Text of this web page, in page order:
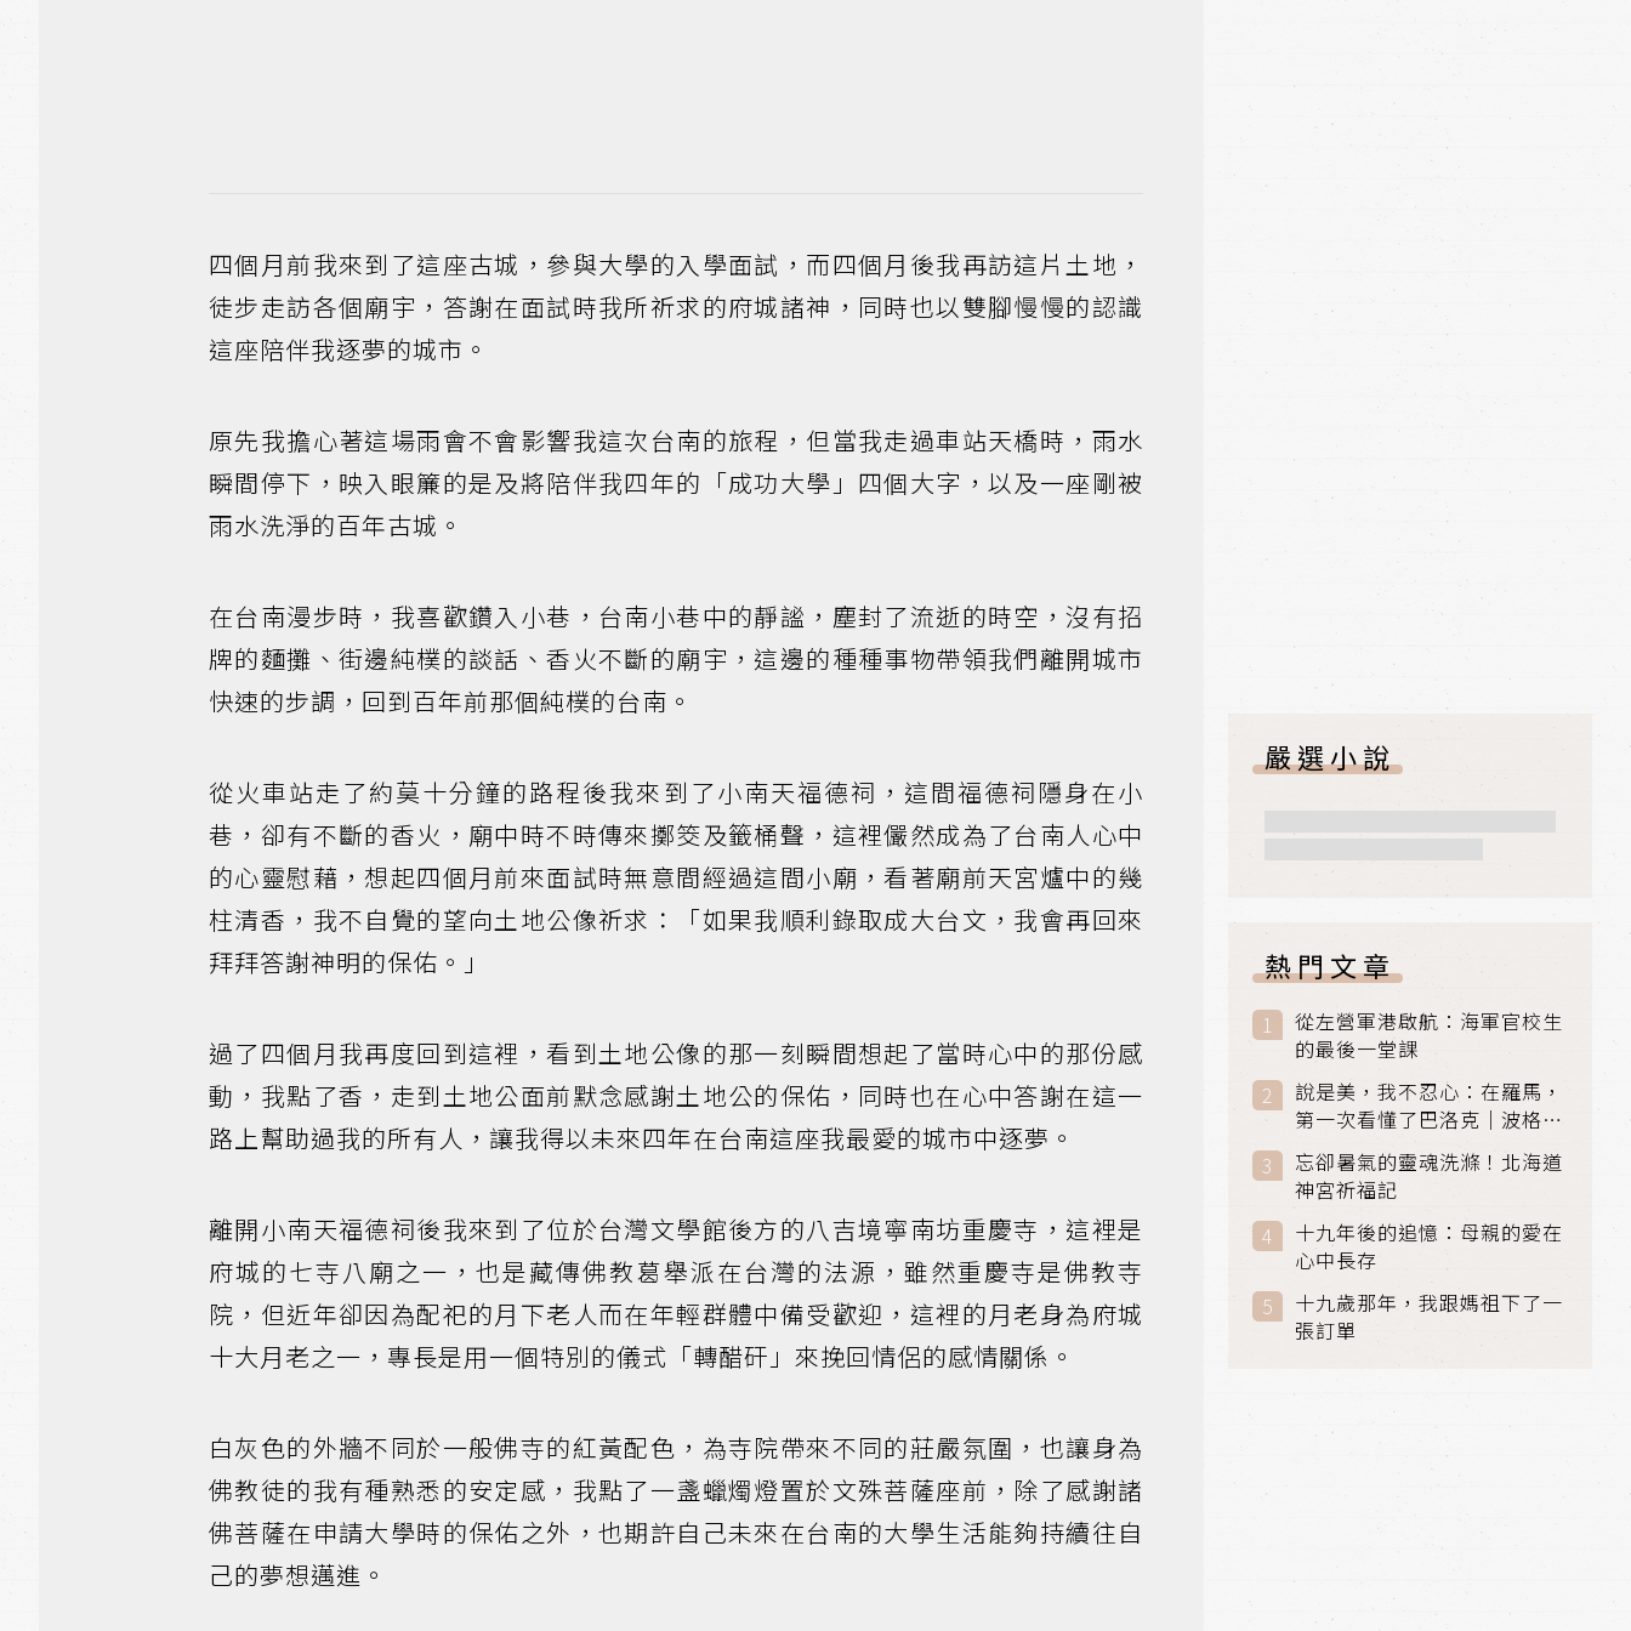
四個月前我來到了這座古城，參與大學的入學面試，而四個月後我再訪這片土地，
徒步走訪各個廟宇，答謝在面試時我所祈求的府城諸神，同時也以雙腳慢慢的認識
這座陪伴我逐夢的城市。
原先我擔心著這場雨會不會影響我這次台南的旅程，但當我走過車站天橋時，雨水
瞬間停下，映入眼簾的是及將陪伴我四年的「成功大學」四個大字，以及一座剛被
雨水洗淨的百年古城。
在台南漫步時，我喜歡鑽入小巷，台南小巷中的靜謐，塵封了流逝的時空，沒有招
牌的麵攤、街邊純樸的談話、香火不斷的廟宇，這邊的種種事物帶領我們離開城市
快速的步調，回到百年前那個純樸的台南。
從火車站走了約莫十分鐘的路程後我來到了小南天福德祠，這間福德祠隱身在小
巷，卻有不斷的香火，廟中時不時傳來擲筊及籤桶聲，這裡儼然成為了台南人心中
的心靈慰藉，想起四個月前來面試時無意間經過這間小廟，看著廟前天宮爐中的幾
柱清香，我不自覺的望向土地公像祈求：「如果我順利錄取成大台文，我會再回來
拜拜答謝神明的保佑。」
過了四個月我再度回到這裡，看到土地公像的那一刻瞬間想起了當時心中的那份感
動，我點了香，走到土地公面前默念感謝土地公的保佑，同時也在心中答謝在這一
路上幫助過我的所有人，讓我得以未來四年在台南這座我最愛的城市中逐夢。
離開小南天福德祠後我來到了位於台灣文學館後方的八吉境寧南坊重慶寺，這裡是
府城的七寺八廟之一，也是藏傳佛教葛舉派在台灣的法源，雖然重慶寺是佛教寺
院，但近年卻因為配祀的月下老人而在年輕群體中備受歡迎，這裡的月老身為府城
十大月老之一，專長是用一個特別的儀式「轉醋矸」來挽回情侶的感情關係。
白灰色的外牆不同於一般佛寺的紅黃配色，為寺院帶來不同的莊嚴氛圍，也讓身為
佛教徒的我有種熟悉的安定感，我點了一盞蠟燭燈置於文殊菩薩座前，除了感謝諸
佛菩薩在申請大學時的保佑之外，也期許自己未來在台南的大學生活能夠持續往自
己的夢想邁進。
嚴選小說
熱門文章
從左營軍港啟航：海軍官校生
的最後一堂課
說是美，我不忍心：在羅馬，
第一次看懂了巴洛克｜波格賽
美術館 (Galleria Borghese)
｜義大利 羅馬
忘卻暑氣的靈魂洗滌！北海道
神宮祈福記
十九年後的追憶：母親的愛在
心中長存
十九歲那年，我跟媽祖下了一
張訂單